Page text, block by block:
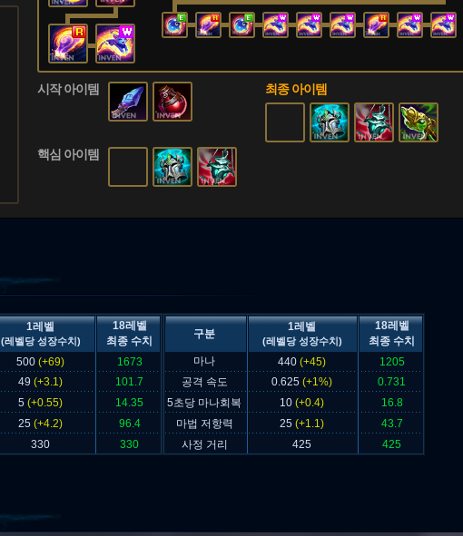
시작 아이템
핵심 아이템
최종 아이템
1레벨
(레벨당 성장수치)
18레벨
최종 수치
구분
1레벨
(레벨당 성장수치)
18레벨
최종 수치
500 (+69) 1673 마나 440 (+45)
1205
49 (+3.1) 101.7 공격 속도 0.625 (+1%)
0.731
5 (+0.55) 14.35 5초당 마나회복 10 (+0.4)
16.8
25 (+4.2) 96.4 마법 저항력 25 (+1.1)
43.7
330 330 사정 거리 425 425